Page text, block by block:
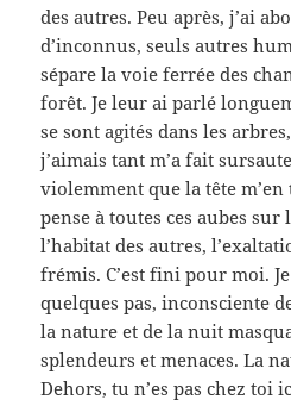
des autres. Peu après, j’ai
d’inconnus, seuls autres
sépare la voie ferrée des
forêt. Je leur ai parlé
se sont agités dans les
j’aimais tant m’a fait
violemment que la tête
pense à toutes ces aubes sur
l’habitat des autres,
frémis. C’est fini pour moi.
quelques pas, inconsciente
la nature et de la nuit
splendeurs et menaces. La
Dehors, tu n’es pas chez toi